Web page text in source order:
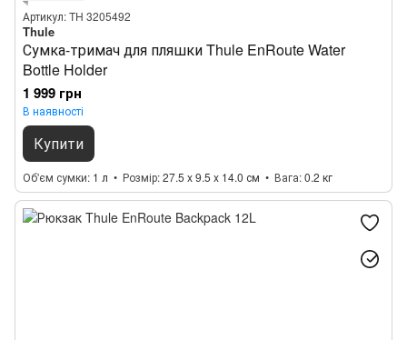
Артикул: TH 3205492
Thule
Сумка-тримач для пляшки Thule EnRoute Water
Bottle Holder
1 999 грн
В наявності
Купити
Об'єм сумки 1 л Розмір 27.5 x 9.5 x 14.0 см Вага 0.2 кг